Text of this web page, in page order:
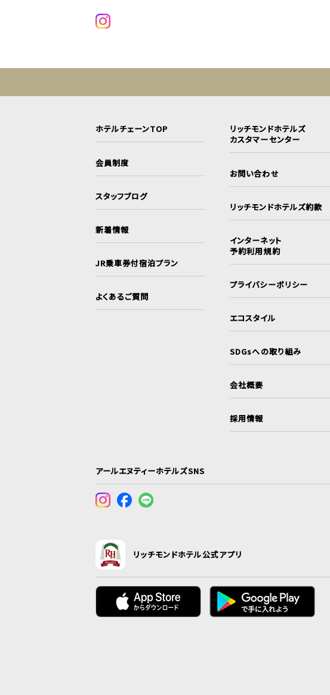
ホテルチェーンTOP
会員制度
スタッフブログ
新着情報
JR乗車券付宿泊プラン
よくあるご質問
リッチモンドホテルズ
カスタマーセンター
お問い合わせ
リッチモンドホテルズ約款
インターネット
予約利用規約
プライバシーポリシー
エコスタイル
SDGsへの取り組み
会社概要
採用情報
アールエヌティーホテルズSNS
リッチモンドホテル公式アプリ